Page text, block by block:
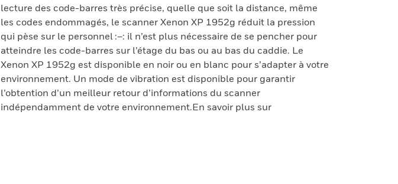
lecture des code-barres très précise, quelle que soit la distance, même
les codes endommagés, le scanner Xenon XP 1952g réduit la pression
qui pèse sur le personnel :–: il n’est plus nécessaire de se pencher pour
atteindre les code-barres sur l’étage du bas ou au bas du caddie. Le
Xenon XP 1952g est disponible en noir ou en blanc pour s’adapter à votre
environnement. Un mode de vibration est disponible pour garantir
l’obtention d’un meilleur retour d’informations du scanner
indépendamment de votre environnement.En savoir plus sur